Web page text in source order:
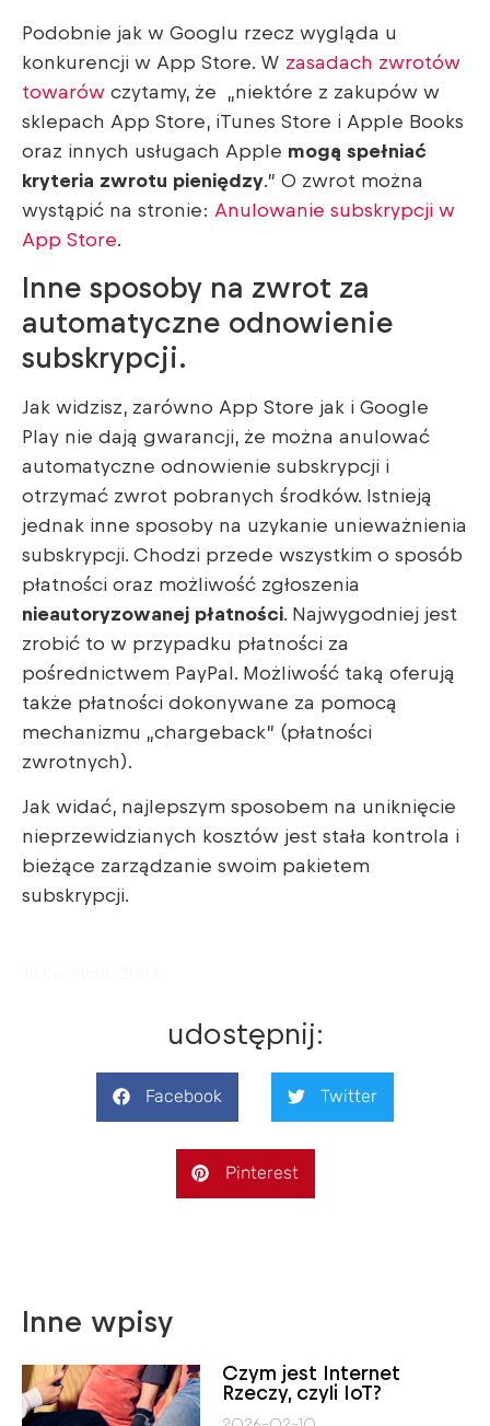
Podobnie jak w Googlu rzecz wygląda u
konkurencji w App Store. W zasadach zwrotów
towarów czytamy, że „niektóre z zakupów w
sklepach App Store, iTunes Store i Apple Books
oraz innych usługach Apple mogą spełniać
kryteria zwrotu pieniędzy.” O zwrot można
wystąpić na stronie: Anulowanie subskrypcji w
App Store.
Inne sposoby na zwrot za
automatyczne odnowienie
subskrypcji.
Jak widzisz, zarówno App Store jak i Google
Play nie dają gwarancji, że można anulować
automatyczne odnowienie subskrypcji i
otrzymać zwrot pobranych środków. Istnieją
jednak inne sposoby na uzykanie unieważnienia
subskrypcji. Chodzi przede wszystkim o sposób
płatności oraz możliwość zgłoszenia
nieautoryzowanej płatności. Najwygodniej jest
zrobić to w przypadku płatności za
pośrednictwem PayPal. Możliwość taką oferują
także płatności dokonywane za pomocą
mechanizmu „chargeback” (płatności
zwrotnych).
Jak widać, najlepszym sposobem na uniknięcie
nieprzewidzianych kosztów jest stała kontrola i
bieżące zarządzanie swoim pakietem
subskrypcji.
udostępnij:
Facebook Twitter
Pinterest
Inne wpisy
Czym jest Internet
Rzeczy, czyli IoT?